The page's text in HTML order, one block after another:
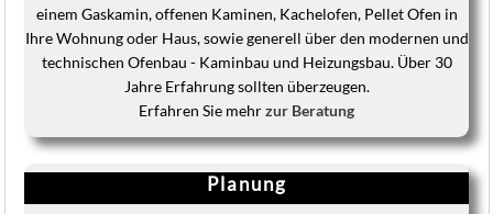
einem Gaskamin, offenen Kaminen, Kachelofen, Pellet Ofen in
Ihre Wohnung oder Haus, sowie generell über den modernen und
technischen Ofenbau - Kaminbau und Heizungsbau. Über 30
Jahre Erfahrung sollten überzeugen.
Erfahren Sie mehrzur Beratung
Planung